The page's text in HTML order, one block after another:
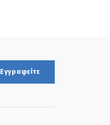
Εγγραφείτε